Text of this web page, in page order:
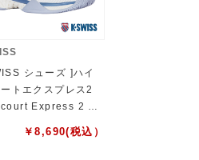
シューズ ]ハイ
トエクスプレス2
Express 2 メ
￥8,690(税込）